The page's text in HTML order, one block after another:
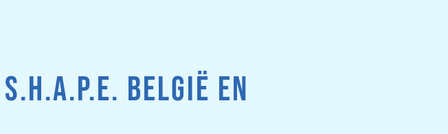
BELGIË EN